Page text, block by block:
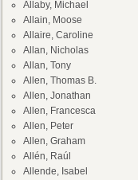
Allaby, Michael
Allain, Moose
Allaire, Caroline
Allan, Nicholas
Allan, Tony
Allen, Thomas B.
Allen, Jonathan
Allen, Francesca
Allen, Peter
Allen, Graham
Allén, Raúl
Allende, Isabel